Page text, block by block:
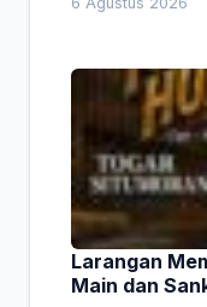
Larangan
Main dan